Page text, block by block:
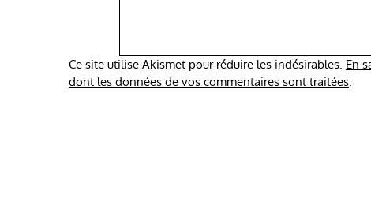
Ce site utilise Akismet pour réduire les indésirables. En
dont les données de vos commentaires sont traitées.